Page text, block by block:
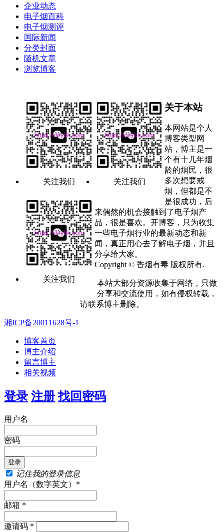
企业动态
电子烟百科
电子烟测评
国际新闻
分类封面
随机文章
浏览博客
关注我们 关注我们
关注我们
关于本站
本网站是个人
博客类型网
站，博主是一
个有十几年烟
龄的烟民，很
多次想要戒
烟，但都是不
是很成功，后
来偶然的机会接触到了电子烟产
品，很是喜欢。开博客，只为收集
一些电子烟行业的最新动态和新
闻，真正用心去了解电子烟，并且
分享给大家。
Copyright © 香烟有毒 版权所有.
本站大部分资源收集于网络，只做
分享和交流使用，如有侵权转载，
请联系博主删除。
湘ICP备20011628号-1
博客首页
博主介绍
留言博主
相关视频
登录 注册 找回密码
用户名
密码
记住我的登录信息
用户名（数字英文）*
邮箱 *
邀请码 *